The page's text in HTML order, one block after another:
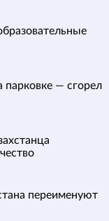
парковке — сгорел
переименуют